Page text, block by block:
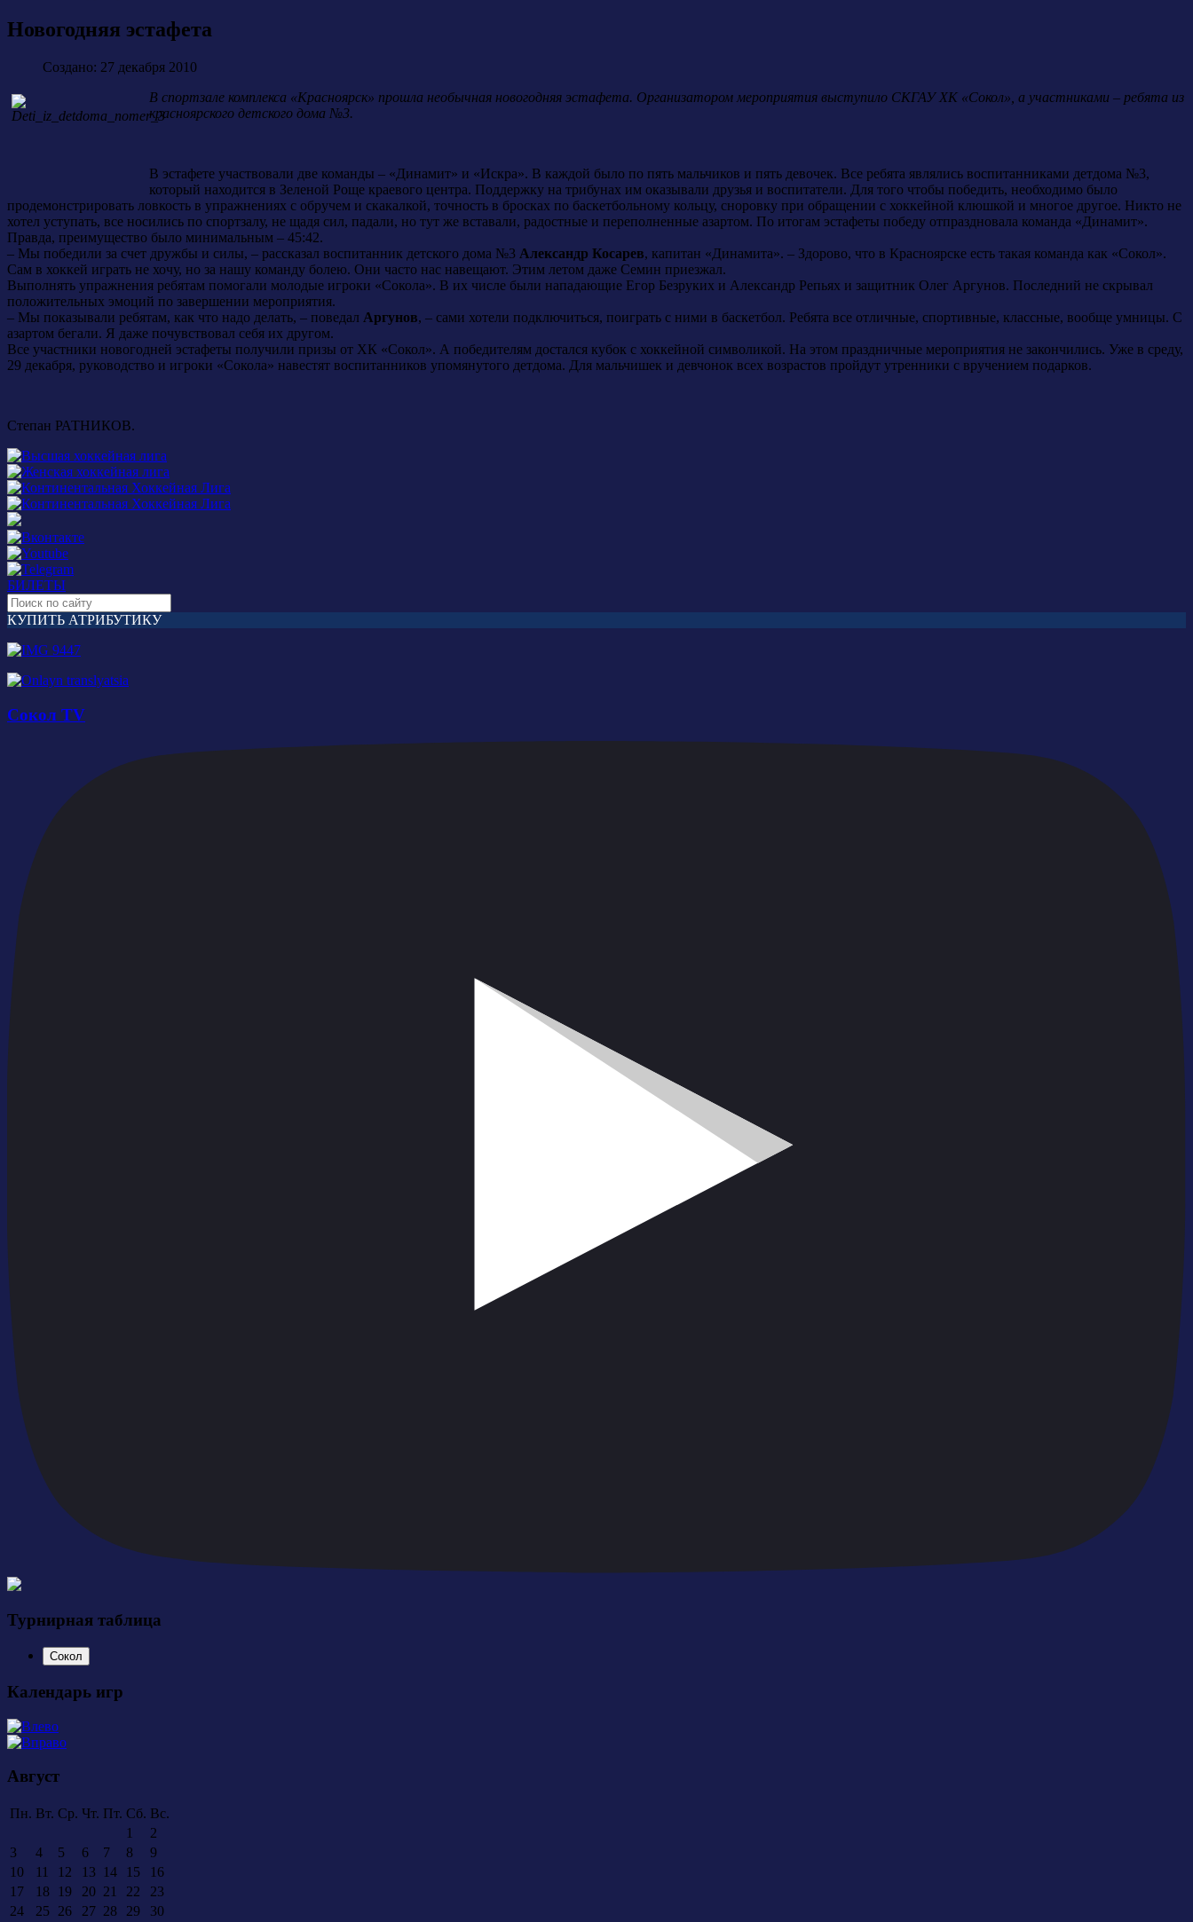
Новогодняя эстафета
Создано: 27 декабря 2010
В спортзале комплекса «Красноярск» прошла необычная новогодняя эстафета. Организатором мероприятия выступило СКГАУ ХК «Сокол», а участниками – ребята из
красноярского детского дома №3.
В эстафете участвовали две команды – «Динамит» и «Искра». В каждой было по пять мальчиков и пять девочек. Все ребята являлись воспитанниками детдома №3,
который находится в Зеленой Роще краевого центра. Поддержку на трибунах им оказывали друзья и воспитатели. Для того чтобы победить, необходимо было
продемонстрировать ловкость в упражнениях с обручем и скакалкой, точность в бросках по баскетбольному кольцу, сноровку при обращении с хоккейной клюшкой и многое другое. Никто не
хотел уступать, все носились по спортзалу, не щадя сил, падали, но тут же вставали, радостные и переполненные азартом. По итогам эстафеты победу отпраздновала команда «Динамит».
Правда, преимущество было минимальным – 45:42.
– Мы победили за счет дружбы и силы, – рассказал воспитанник детского дома №3 Александр Косарев, капитан «Динамита». – Здорово, что в Красноярске есть такая команда как «Сокол».
Сам в хоккей играть не хочу, но за нашу команду болею. Они часто нас навещают. Этим летом даже Семин приезжал.
Выполнять упражнения ребятам помогали молодые игроки «Сокола». В их числе были нападающие Егор Безруких и Александр Репьях и защитник Олег Аргунов. Последний не скрывал
положительных эмоций по завершении мероприятия.
– Мы показывали ребятам, как что надо делать, – поведал Аргунов, – сами хотели подключиться, поиграть с ними в баскетбол. Ребята все отличные, спортивные, классные, вообще умницы. С
азартом бегали. Я даже почувствовал себя их другом.
Все участники новогодней эстафеты получили призы от ХК «Сокол». А победителям достался кубок с хоккейной символикой. На этом праздничные мероприятия не закончились. Уже в среду,
29 декабря, руководство и игроки «Сокола» навестят воспитанников упомянутого детдома. Для мальчишек и девчонок всех возрастов пройдут утренники с вручением подарков.
Степан РАТНИКОВ.
БИЛЕТЫ
КУПИТЬ АТРИБУТИКУ
Сокол TV
Турнирная таблица
Сокол
Календарь игр
Август
Пн. Вт. Ср. Чт. Пт. Сб. Вс.
1
2
3
4 5 6 7 8
9
10
11 12 13 14 15
16
17
18 19 20 21 22
23
24
25 26 27 28 29 30